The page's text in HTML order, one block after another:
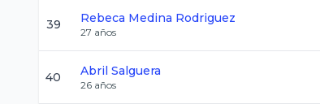
39 Rebeca Medina Rodriguez
27 años
40 Abril Salguera
26 años